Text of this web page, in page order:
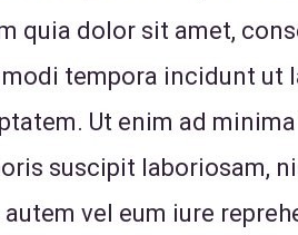
quia dolor sit amet,
tempora incidunt ut
Ut enim ad
suscipit laboriosam,
autem vel eum iure